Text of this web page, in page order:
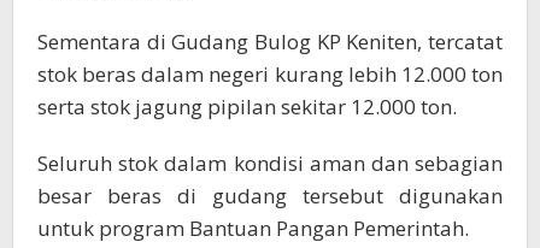
Sementara di Gudang Bulog KP Keniten, tercatat
stok beras dalam negeri kurang lebih 12.000 ton
serta stok jagung pipilan sekitar 12.000 ton.
Seluruh stok dalam kondisi aman dan sebagian
besar beras di gudang tersebut digunakan
untuk program Bantuan Pangan Pemerintah.